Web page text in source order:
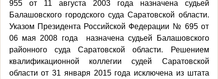
955 от 11 августа 2003 года назначена судьей
Балашовского городского суда Саратовской области.
Указом Президента Российской Федерации № 695 от
06 мая 2008 года назначена судьей Балашовского
районного суда Саратовской области. Решением
квалификационной коллегии судей Саратовской
области от 31 января 2015 года исключена из штата